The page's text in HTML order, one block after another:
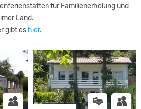
für Familienerholung und
Land.
gibt es hier.